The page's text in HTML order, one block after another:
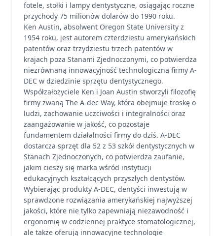
fotele, stołki i lampy dentystyczne, osiągając roczne
przychody 75 milionów dolarów do 1990 roku.
Ken Austin, absolwent Oregon State University z
1954 roku, jest autorem czterdziestu amerykańskich
patentów oraz trzydziestu trzech patentów w
krajach poza Stanami Zjednoczonymi, co potwierdza
niezrównaną innowacyjność technologiczną firmy A-
DEC w dziedzinie sprzętu dentystycznego.
Współzałożyciele Ken i Joan Austin stworzyli filozofię
firmy zwaną The A-dec Way, która obejmuje troskę o
ludzi, zachowanie uczciwości i integralności oraz
zaangażowanie w jakość, co pozostaje
fundamentem działalności firmy do dziś. A-DEC
dostarcza sprzęt dla 52 z 53 szkół dentystycznych w
Stanach Zjednoczonych, co potwierdza zaufanie,
jakim cieszy się marka wśród instytucji
edukacyjnych kształcących przyszłych dentystów.
Wybierając produkty A-DEC, dentyści inwestują w
sprawdzone rozwiązania amerykańskiej najwyższej
jakości, które nie tylko zapewniają niezawodność i
ergonomię w codziennej praktyce stomatologicznej,
ale także oferują innowacyjne technologie